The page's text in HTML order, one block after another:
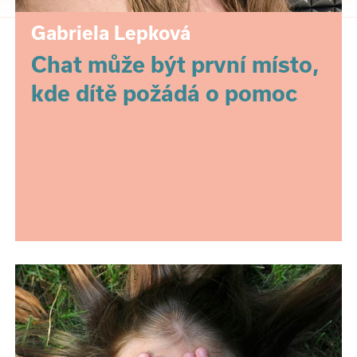
Gabriela Lepková
Chat může být první místo,
kde dítě požádá o pomoc